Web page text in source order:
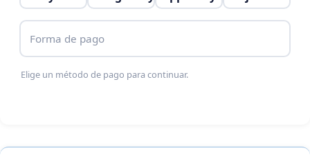
Forma de pago
Elige un método de pago para continuar.